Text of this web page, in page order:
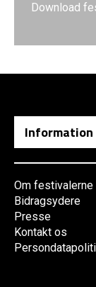
Download
Information
Om festivalerne
Bidragsydere
Presse
Kontakt os